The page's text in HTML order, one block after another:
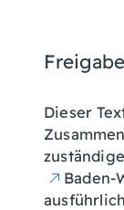
Dieser
Baden-